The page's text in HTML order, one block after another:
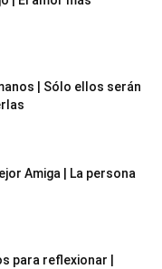
| Sólo ellos serán
Amiga | La persona
para reflexionar |